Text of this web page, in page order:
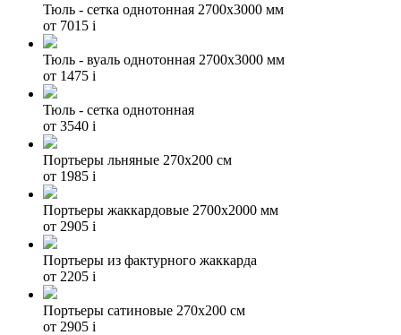
Тюль - сетка однотонная 2700х3000 мм
от 7015 i
Тюль - вуаль однотонная 2700х3000 мм
от 1475 i
Тюль - сетка однотонная
от 3540 i
Портьеры льняные 270х200 см
от 1985 i
Портьеры жаккардовые 2700х2000 мм
от 2905 i
Портьеры из фактурного жаккарда
от 2205 i
Портьеры сатиновые 270х200 см
от 2905 i